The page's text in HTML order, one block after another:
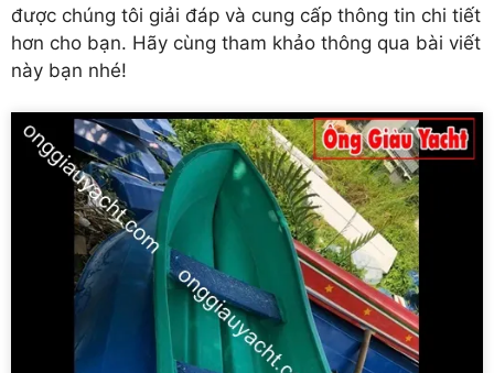
được chúng tôi giải đáp và cung cấp thông tin chi tiết
hơn cho bạn. Hãy cùng tham khảo thông qua bài viết
này bạn nhé!